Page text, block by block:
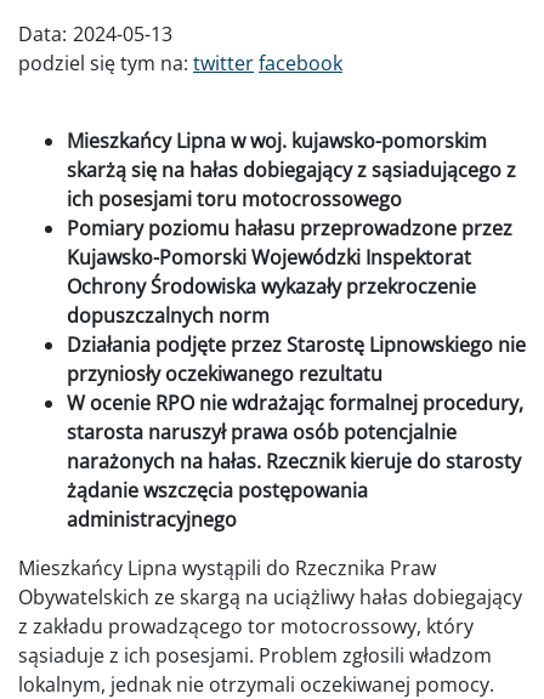
Data: 2024-05-13
podziel się tym na: twitterfacebook
Mieszkańcy Lipna w woj. kujawsko-pomorskim
skarżą się na hałas dobiegający z sąsiadującego z
ich posesjami toru motocrossowego
Pomiary poziomu hałasu przeprowadzone przez
Kujawsko-Pomorski Wojewódzki Inspektorat
Ochrony Środowiska wykazały przekroczenie
dopuszczalnych norm
Działania podjęte przez Starostę Lipnowskiego nie
przyniosły oczekiwanego rezultatu
W ocenie RPO nie wdrażając formalnej procedury,
starosta naruszył prawa osób potencjalnie
narażonych na hałas. Rzecznik kieruje do starosty
żądanie wszczęcia postępowania
administracyjnego
Mieszkańcy Lipna wystąpili do Rzecznika Praw
Obywatelskich ze skargą na uciążliwy hałas dobiegający
z zakładu prowadzącego tor motocrossowy, który
sąsiaduje z ich posesjami. Problem zgłosili władzom
lokalnym, jednak nie otrzymali oczekiwanej pomocy.